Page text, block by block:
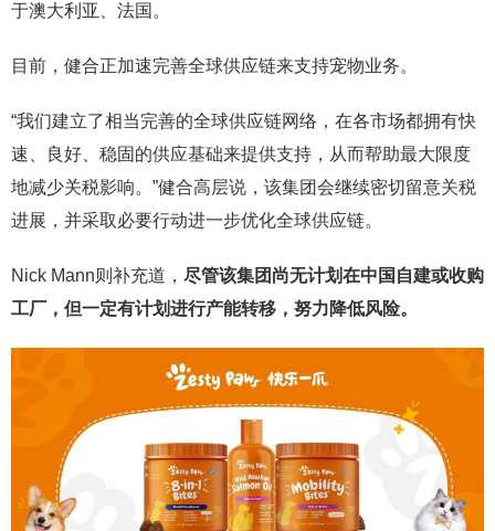
于澳大利亚、法国。
目前，健合正加速完善全球供应链来支持宠物业务。
“我们建立了相当完善的全球供应链网络，在各市场都拥有快
速、良好、稳固的供应基础来提供支持，从而帮助最大限度
地减少关税影响。”健合高层说，该集团会继续密切留意关税
进展，并采取必要行动进一步优化全球供应链。
Nick Mann则补充道， 尽管该集团尚无计划在中国自建或收购
工厂，但一定有计划进行产能转移，努力降低风险。